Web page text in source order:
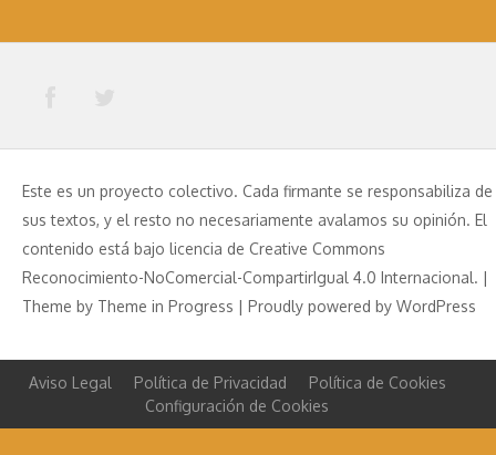
Este es un proyecto colectivo. Cada firmante se responsabiliza de
sus textos, y el resto no necesariamente avalamos su opinión. El
contenido está bajo licencia de Creative Commons
Reconocimiento-NoComercial-CompartirIgual 4.0 Internacional. |
Theme by Theme in Progress | Proudly powered by WordPress
Aviso Legal Política de Privacidad
Política de Cookies
Configuración de Cookies